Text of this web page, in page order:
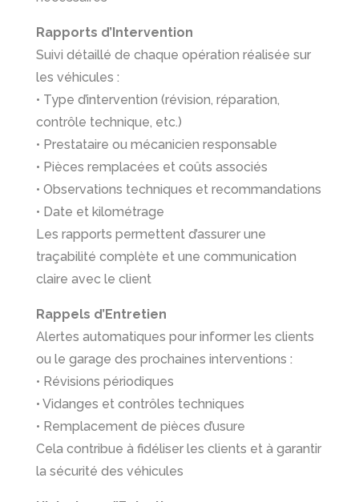
Rapports d’Intervention
Suivi détaillé de chaque opération réalisée sur
les véhicules :
• Type d’intervention (révision, réparation,
contrôle technique, etc.)
• Prestataire ou mécanicien responsable
• Pièces remplacées et coûts associés
• Observations techniques et recommandations
• Date et kilométrage
Les rapports permettent d’assurer une
traçabilité complète et une communication
claire avec le client
Rappels d’Entretien
Alertes automatiques pour informer les clients
ou le garage des prochaines interventions :
• Révisions périodiques
• Vidanges et contrôles techniques
• Remplacement de pièces d’usure
Cela contribue à fidéliser les clients et à garantir
la sécurité des véhicules